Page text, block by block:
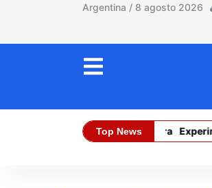
Argentina / 8 agosto 2026
Top News
El límite está en la tierra
Dólar Oficial